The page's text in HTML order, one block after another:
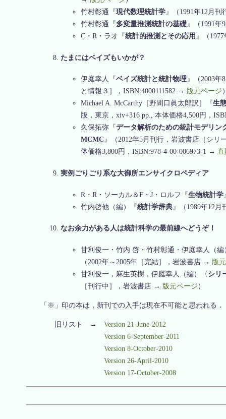
竹村彰通『現代数理統計学』（1991年12月
竹村彰通『 多変量推測統計の基礎』（1991年
C・R・ラオ『統計的推測とその応用 』（
たまにはベイズもいかが？
伊庭幸人『ベイズ統計と統計物理』（2003年
と情報３］，ISBN:4000111582 → 版元ページ
Michael A. McCarthy［野間口眞太郎訳］『生
版，東京，xiv+316 pp., 本体価格4,500円，
久保拓弥『データ解析のための統計モデリン
MCMC 』（2012年5月刊行，岩波書店［シリ
体価格3,800円，ISBN:978-4-00-006973-1 → 直
実例ごりごり系な大御所エンサイクロペディア
R・R・ソーカル＆F・J・ロルフ『生物統計学
竹内啓他（編）『統計学辞典 』（1989年12
なお余力がある人は統計科学の最前線へどうぞ！
甘利俊一・竹内 啓・竹村彰通・伊庭幸人（編
（2002年～2005年［完結］，岩波書店 → 版
甘利俊一，麻生英樹，伊庭幸人（編）〈 シリ
［刊行中］，岩波書店 → 版元ページ ）
「※」印の本は，新刊での入手は現在不可能と思われる．
旧リスト → Version 21-June-2012
Version 6-September-2011
Version 8-October-2010
Version 26-April-2010
Version 17-October-2008